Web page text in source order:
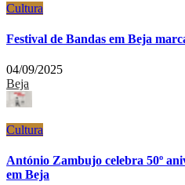
Cultura
Festival de Bandas em Beja
04/09/2025
Beja
Cultura
António Zambujo celebra 50º
em Beja